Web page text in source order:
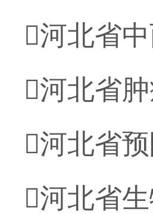
河北省
河北省
河北省
河北省